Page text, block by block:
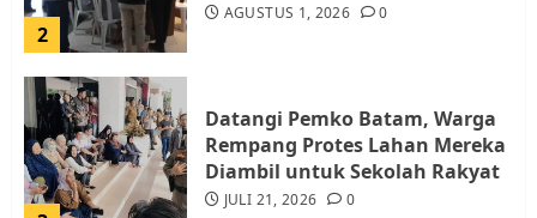
2
AGUSTUS 1, 2026 0
Datangi Pemko Batam, Warga
Rempang Protes Lahan Mereka
Diambil untuk Sekolah Rakyat
JULI 21, 2026 0